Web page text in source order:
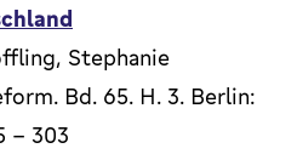
Stephanie
Bd. 65. H. 3. Berlin:
- 303